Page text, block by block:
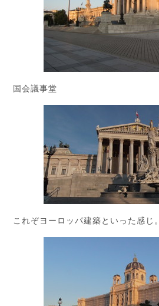
国会議事堂
これぞヨーロッパ建築といった感じ。